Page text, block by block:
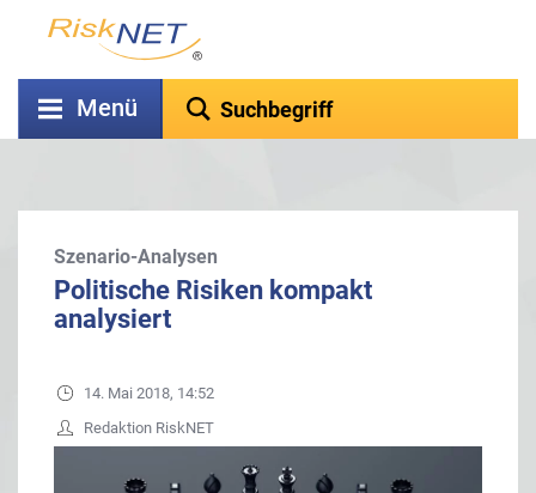
Menü
Szenario-Analysen
Politische Risiken kompakt
analysiert
14. Mai 2018, 14:52
Redaktion RiskNET